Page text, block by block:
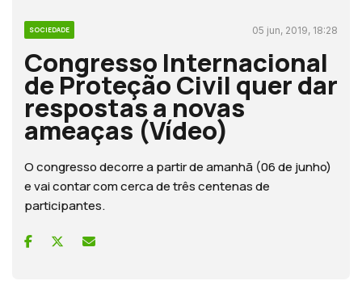
SOCIEDADE 05 jun, 2019, 18:28
Congresso Internacional
de Proteção Civil quer dar
respostas a novas
ameaças (Vídeo)
O congresso decorre a partir de amanhã (06 de junho)
e vai contar com cerca de três centenas de
participantes.